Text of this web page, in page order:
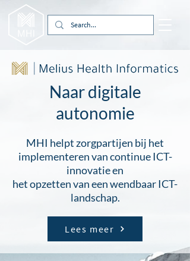
Naar digitale
autonomie
MHI helpt zorgpartijen bij het
implementeren van continue ICT-
innovatie en
het opzetten van een wendbaar ICT-
landschap.
Lees meer